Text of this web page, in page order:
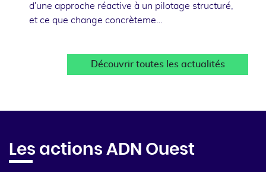
d'une approche réactive à un pilotage structuré,
et ce que change concrèteme…
Découvrir toutes les actualités
Les actions ADN Ouest